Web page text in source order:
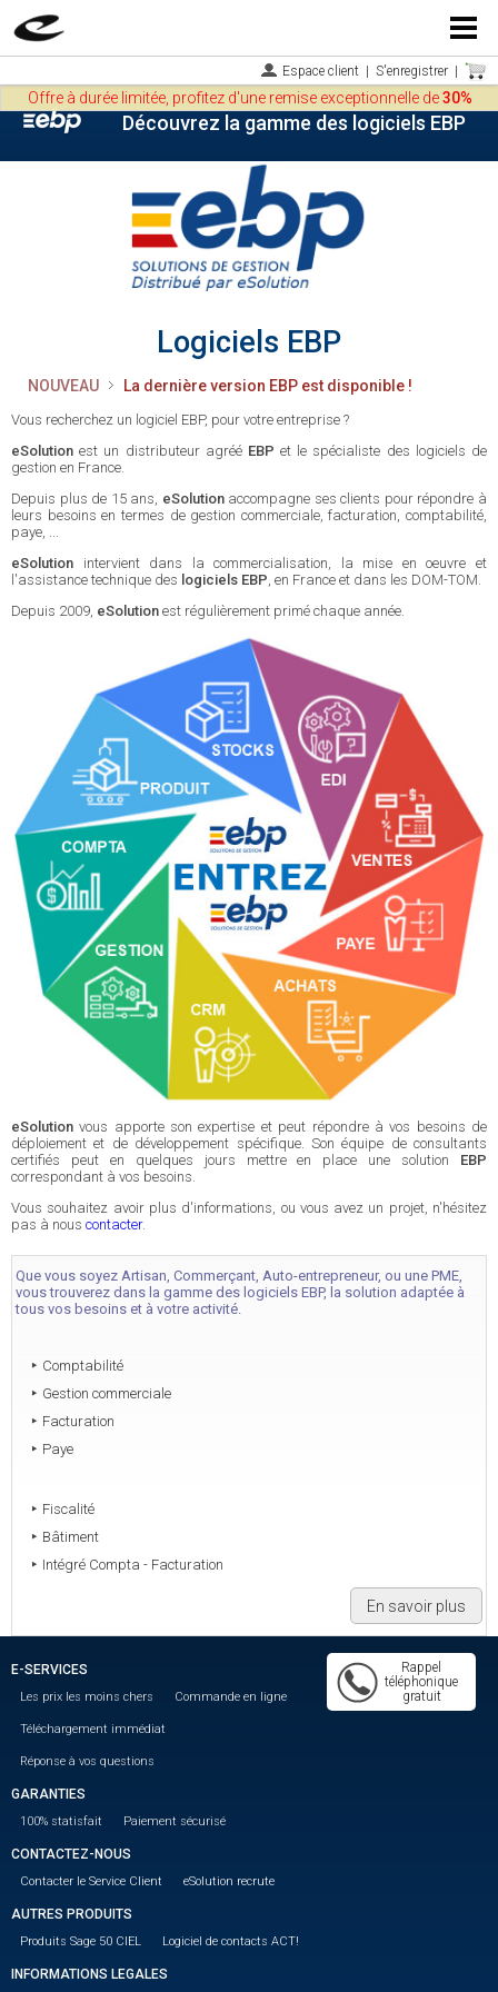
Menu
Espace client S'enregistrer
Découvrez la gamme des logiciels EBP
Offre à durée limitée, profitez d'une remise exceptionnelle de30%
Logiciels EBP
NOUVEAU La dernière version EBP est disponible !
Vous recherchez un logiciel EBP, pour votre entreprise ?
eSolution est un distributeur agréé EBP et le spécialiste des logiciels de
gestion en France.
Depuis plus de 15 ans, eSolutionaccompagne ses clients pour répondre à
leurs besoins en termes de gestion commerciale, facturation, comptabilité,
paye, ...
eSolution intervient dans la commercialisation, la mise en oeuvre et
l'assistance technique des logiciels EBP, en France et dans les DOM-TOM.
Depuis 2009, eSolution est régulièrement primé chaque année.
eSolution vous apporte son expertise et peut répondre à vos besoins de
déploiement et de développement spécifique. Son équipe de consultants
certifiés peut en quelques jours mettre en place une solution EBP
correspondant à vos besoins.
Vous souhaitez avoir plus d'informations, ou vous avez un projet, n'hésitez
pas à nous contacter.
Que vous soyez Artisan, Commerçant, Auto-entrepreneur, ou une PME,
vous trouverez dans la gamme des logiciels EBP, la solution adaptée à
tous vos besoins et à votre activité.
Comptabilité
Gestion commerciale
Facturation
Paye
Fiscalité
Bâtiment
Intégré Compta - Facturation
En savoir plus
Rappel
téléphonique
gratuit
E-SERVICES
Les prix les moins chers Commande en ligne
Téléchargement immédiat
Réponse à vos questions
GARANTIES
100% statisfait Paiement sécurisé
CONTACTEZ-NOUS
Contacter le Service Client eSolution recrute
AUTRES PRODUITS
Produits Sage 50 CIEL Logiciel de contacts ACT!
INFORMATIONS LEGALES